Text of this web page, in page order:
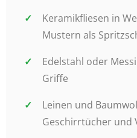
Keramikfliesen in
Mustern als
Edelstahl oder
Griffe
Leinen und
Geschirrtücher und